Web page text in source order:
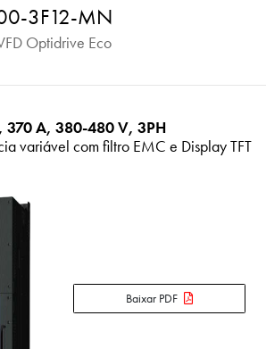
3F12-MN
Optidrive Eco
370 A, 380-480 V, 3PH
variável com filtro EMC e Display TFT
Baixar PDF